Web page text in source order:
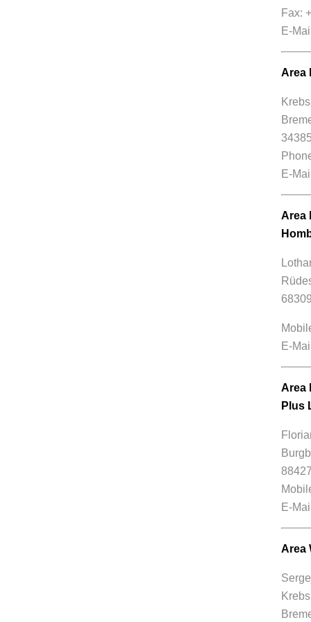
Fax:
E-
Area
E-
Area
E-
Area
Plus
E-
Area